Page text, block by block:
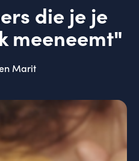
die je je
meeneemt"
Marit